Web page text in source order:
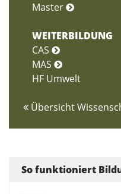
Master
WEITERBILDUNG
CAS
MAS
HF Umwelt
Übersicht
So funktioniert